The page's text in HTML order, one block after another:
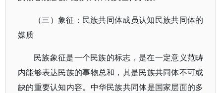
（三）象征：民族共同体成员认知民族共同体的
媒质
民族象征是一个民族的标志，是在一定意义范畴
内能够表达民族的事物总和，其是民族共同体不可或
缺的重要认知内容。中华民族共同体是国家层面的多